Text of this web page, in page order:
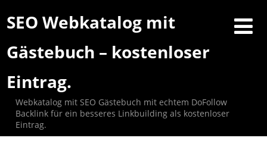
SEO Webkatalog mit
Gästebuch – kostenloser
Eintrag.
Webkatalog mit SEO Gästebuch mit echtem DoFollow
Backlink für ein besseres Linkbuilding als kostenloser
Eintrag.